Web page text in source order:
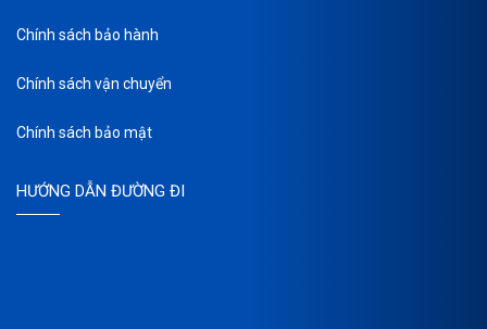
Chính sách bảo hành
Chính sách vận chuyển
Chính sách bảo mật
HƯỚNG DẪN ĐƯỜNG ĐI